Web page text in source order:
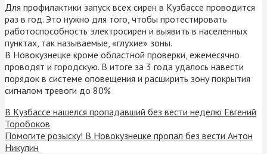
Для профилактики запуск всех сирен в Кузбассе проводится
раз в год. Это нужно для того, чтобы протестировать
работоспособность электросирен и выявить в населенных
пунктах, так называемые, «глухие» зоны.
В Новокузнецке кроме областной проверки, ежемесячно
проводят и городскую. В итоге за 3 года удалось навести
порядок в системе оповещения и расширить зону покрытия
сигналом тревоги до 80%
В Кузбассе нашелся пропадавший без вести неделю Евгений
Торобоков
Помогите розыску! В Новокузнецке пропал без вести Антон
Никулин